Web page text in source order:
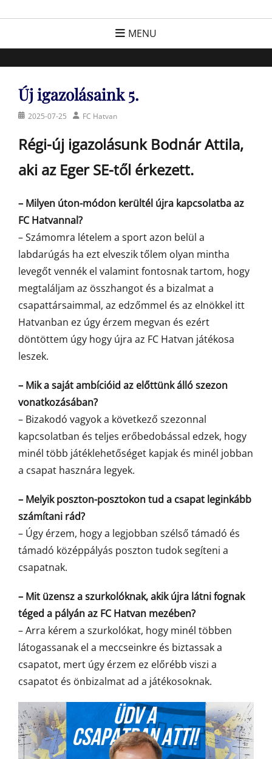
FC Hatvan
Egyesület a hatvani labdarúgásért, sportért!
MENU
Új igazolásaink 5.
Posted2025-07-25 AuthorFC Hatvan
Régi-új igazolásunk Bodnár Attila,
aki az Eger SE-től érkezett.
– Milyen úton-módon kerültél újra kapcsolatba az
FC Hatvannal?
– Számomra lételem a sport azon belül a
labdarúgás ha ezt elveszik tőlem olyan mintha
levegőt vennék el valamint fontosnak tartom, hogy
megtaláljam az összhangot és a bizalmat a
csapattársaimmal, az edzőmmel és az elnökkel itt
Hatvanban ez úgy érzem megvan és ezért
döntöttem úgy hogy újra az FC Hatvan játékosa
leszek.
– Mik a saját ambícióid az előttünk álló szezon
vonatkozásában?
– Bizakodó vagyok a következő szezonnal
kapcsolatban és teljes erőbedobással edzek, hogy
minél több játéklehetőséget kapjak és minél jobban
a csapat hasznára legyek.
– Melyik poszton-posztokon tud a csapat leginkább
számítani rád?
– Úgy érzem, hogy a legjobban szélső támadó és
támadó középpályás poszton tudok segíteni a
csapatnak.
– Mit üzensz a szurkolóknak, akik újra látni fognak
téged a pályán az FC Hatvan mezében?
– Arra kérem a szurkolókat, hogy minél többen
látogassanak el a meccseinkre és biztassak a
csapatot, mert úgy érzem ez előrébb viszi a
csapatot és önbizalmat ad a játékosoknak.